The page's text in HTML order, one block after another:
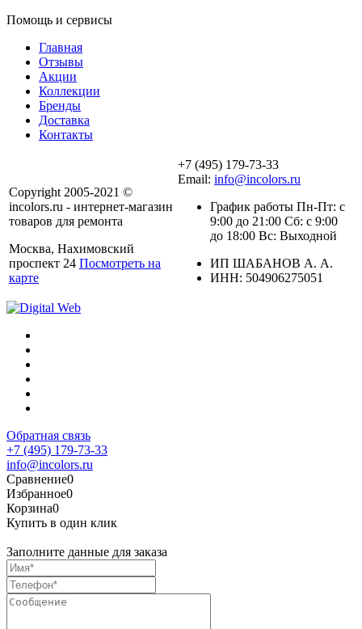
Помощь и сервисы
Главная
Отзывы
Акции
Коллекции
Бренды
Доставка
Контакты
Copyright 2005-2021 ©
incolors.ru - интернет-магазин
товаров для ремонта
Москва, Нахимовский
проспект 24 Посмотреть на
карте
+7 (495) 179-73-33
Email: info@incolors.ru
График работы Пн-Пт: с
9:00 до 21:00 Сб: с 9:00
до 18:00 Вс: Выходной
ИП ШАБАНОВ А. А.
ИНН: 504906275051
Обратная связь
+7 (495) 179-73-33
info@incolors.ru
Сравнение0
Избранное0
Корзина0
Купить в один клик
Заполните данные для заказа